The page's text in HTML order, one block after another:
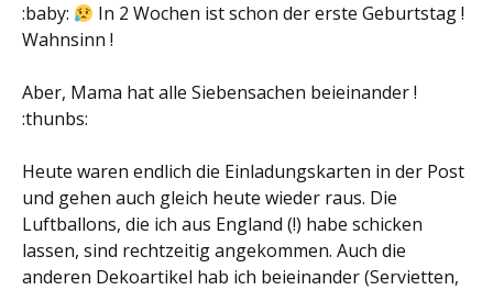
:baby:
In 2 Wochen ist schon der erste Geburtstag !
Wahnsinn !
Aber, Mama hat alle Siebensachen beieinander !
:thunbs:
Heute waren endlich die Einladungskarten in der Post
und gehen auch gleich heute wieder raus. Die
Luftballons, die ich aus England (!) habe schicken
lassen, sind rechtzeitig angekommen. Auch die
anderen Dekoartikel hab ich beieinander (Servietten,